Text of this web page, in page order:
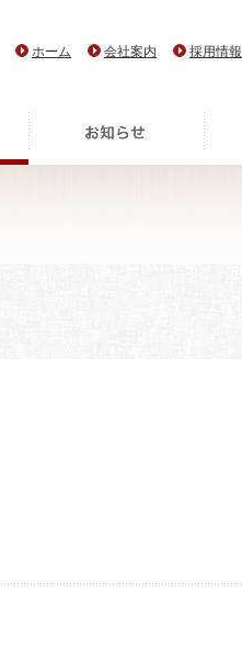
ホーム 会社案内 採用情報